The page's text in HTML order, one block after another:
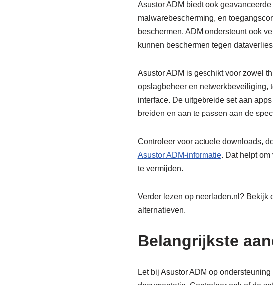
Asustor ADM biedt ook
malwarebescherming, en
beschermen. ADM ondersteunt ook
kunnen beschermen tegen
Asustor ADM is geschikt voor zowel
opslagbeheer en netwerkbeveiliging,
interface. De uitgebreide set aan
breiden en aan te passen aan de
Controleer voor actuele downloads,
Asustor ADM-informatie. Dat helpt
te vermijden.
Verder lezen op neerladen.nl? Bekijk
alternatieven.
Belangrijkste
Let bij Asustor ADM op